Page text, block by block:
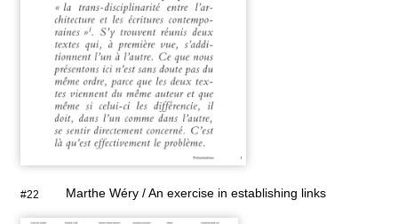
#22 Marthe Wéry / An exercise in establishing links